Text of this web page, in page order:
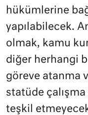
hükümlerine
yapılabilecek.
olmak, kamu
diğer herhangi
göreve atanma
statüde çalışma
teşkil